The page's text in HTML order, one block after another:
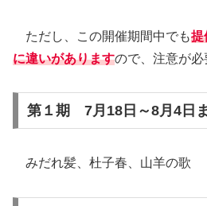
ただし、この開催期間中でも提
に違いがありますので、注意が必
第１期 7月18日～8月4日
みだれ髪、杜子春、山羊の歌